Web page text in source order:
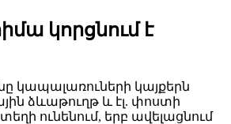
կորցնում է
կապալառուների կայքերն
ձևաթուղթ և էլ. փոստի
ունենում, երբ ավելացնում